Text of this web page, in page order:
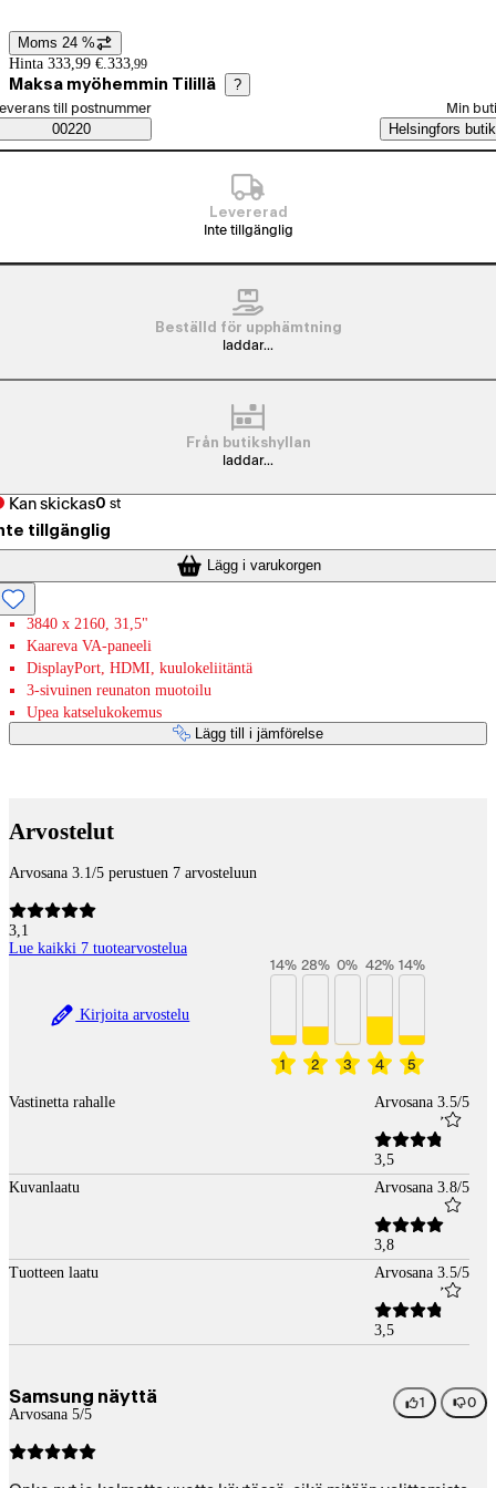
Prisinformation
Moms 24 %
Hinta 333,99 €. 333,99
Maksa myöhemmin Tilillä ?
Saatavuustiedot
beställningssätt
till postnummer
00220
Min
Helsingfors butik
Levererad
Inte tillgänglig
Beställd för upphämtning
laddar...
Från butikshyllan
laddar...
Kan skickas0 st
tillgänglig
Lägg i varukorgen
3840 x 2160, 31,5"
Kaareva VA-paneeli
DisplayPort, HDMI, kuulokeliitäntä
3-sivuinen reunaton muotoilu
Upea katselukokemus
Lägg till i jämförelse
Arvostelut
Arvosana 3.1/5 perustuen 7 arvosteluun
3,1
Lue kaikki 7 tuotearvostelua
Kirjoita arvostelu
1
14%
2
28%
3
0%
4
42%
5
14%
Vastinetta rahalle Arvosana 3.5/5
3,5
Kuvanlaatu
Arvosana 3.8/5
3,8
Tuotteen laatu
Arvosana 3.5/5
3,5
Samsung näyttä
Arvosana 5/5
1 0